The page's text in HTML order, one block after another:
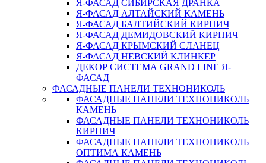
Я-ФАСАД СИБИРСКАЯ ДРАНКА
Я-ФАСАД АЛТАЙСКИЙ КАМЕНЬ
Я-ФАСАД БАЛТИЙСКИЙ КИРПИЧ
Я-ФАСАД ДЕМИДОВСКИЙ КИРПИЧ
Я-ФАСАД КРЫМСКИЙ СЛАНЕЦ
Я-ФАСАД НЕВСКИЙ КЛИНКЕР
ДЕКОР СИСТЕМА GRAND LINE Я-
ФАСАД
ФАСАДНЫЕ ПАНЕЛИ ТЕХНОНИКОЛЬ
ФАСАДНЫЕ ПАНЕЛИ ТЕХНОНИКОЛЬ
КАМЕНЬ
ФАСАДНЫЕ ПАНЕЛИ ТЕХНОНИКОЛЬ
КИРПИЧ
ФАСАДНЫЕ ПАНЕЛИ ТЕХНОНИКОЛЬ
ОПТИМА КАМЕНЬ